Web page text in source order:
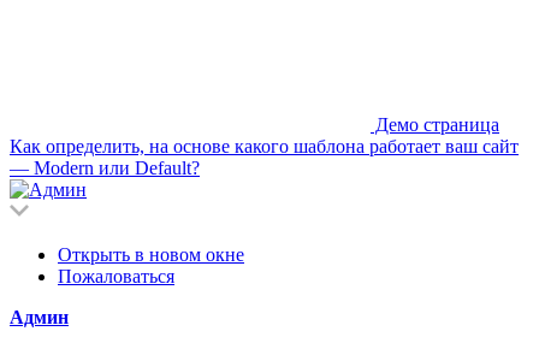
Демо страница
Как определить, на основе какого шаблона работает ваш сайт
— Modern или Default?
Открыть в новом окне
Пожаловаться
Админ